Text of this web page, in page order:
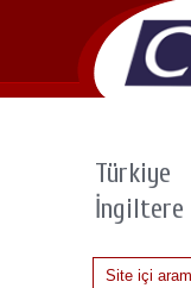
Türkiye
İngiltere